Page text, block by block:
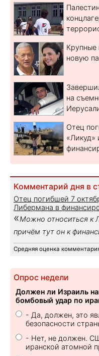
Крупные
новую
на
Отец
«Ликуд»
Комментарий дня в
Отец погибшей 7
Либермана в
«Можно относиться к
причём тут он к
Средняя оценка
Опрос недели
Должен ли Израиль
бомбовый удар по
- Да, должен, это
безопасности
- Нет, не должен.
иранской атомной